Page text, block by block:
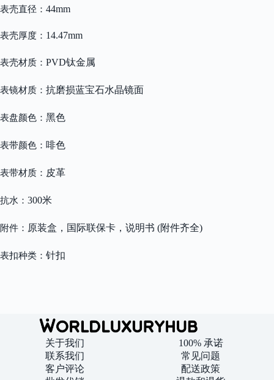
表壳直径： 44mm
表壳厚度： 14.47mm
表壳材质： PVD钛金属
表镜材质： 抗磨损蓝宝石水晶镜面
表盘颜色： 黑色
表带颜色： 啡色
表带材质： 皮革
抗水： 300米
附件： 原装盒，国际联保卡，说明书 (附件齐全)
表扣种类： 针扣
关于我们
联系我们
客户评论
100% 承诺
常见问题
配送政策